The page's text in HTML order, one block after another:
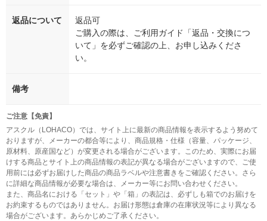
返品について
返品可
ご購入の際は、ご利用ガイド「返品・交換につ
いて」を必ずご確認の上、お申し込みくださ
い。
備考
ご注意【免責】
アスクル（LOHACO）では、サイト上に最新の商品情報を表示するよう努めて
おりますが、メーカーの都合等により、商品規格・仕様（容量、パッケージ、
原材料、原産国など）が変更される場合がございます。このため、実際にお届
けする商品とサイト上の商品情報の表記が異なる場合がございますので、ご使
用前には必ずお届けした商品の商品ラベルや注意書きをご確認ください。さら
に詳細な商品情報が必要な場合は、メーカー等にお問い合わせください。
また、商品名における「セット」や「箱」の表記は、必ずしも箱でのお届けを
お約束するものではありません。お届け形態は倉庫の在庫状況等により異なる
場合がございます。あらかじめご了承ください。